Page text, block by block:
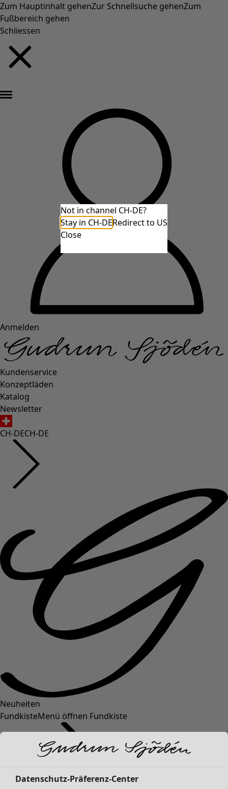
Zum Hauptinhalt gehenZur Schnellsuche gehenZum
Fußbereich gehen
Schliessen
Anmelden
Kundenservice
Konzeptläden
Katalog
Newsletter
CH-DECH-DE
Neuheiten
FundkisteMenü öffnen Fundkiste
Not in channel CH-DE?
Stay in CH-DERedirect to US
Close
Datenschutz-Präferenz-Center